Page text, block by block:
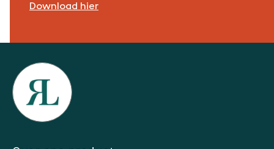
Download hier